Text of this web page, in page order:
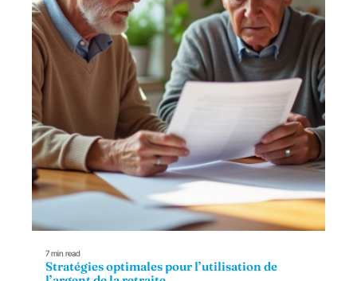
7 min read
Stratégies optimales pour l’utilisation de